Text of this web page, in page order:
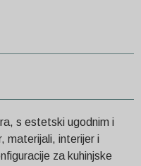
s estetski ugodnim i
materijali, interijer i
za kuhinjske